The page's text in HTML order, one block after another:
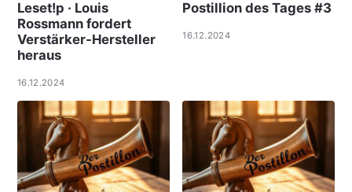
Leset!p · Louis
Rossmann fordert
Verstärker-Hersteller
heraus
16.12.2024
Postillion des Tages #3
16.12.2024